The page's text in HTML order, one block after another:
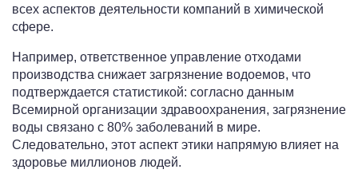
всех аспектов деятельности компаний в химической
сфере.
Например, ответственное управление отходами
производства снижает загрязнение водоемов, что
подтверждается статистикой: согласно данным
Всемирной организации здравоохранения, загрязнение
воды связано с 80% заболеваний в мире.
Следовательно, этот аспект этики напрямую влияет на
здоровье миллионов людей.